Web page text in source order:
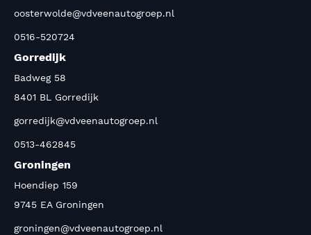
oosterwolde@vdveenautogroep.nl
0516-520724
Gorredijk
Badweg 58
8401 BL Gorredijk
gorredijk@vdveenautogroep.nl
0513-462845
Groningen
Hoendiep 159
9745 EA Groningen
groningen@vdveenautogroep.nl